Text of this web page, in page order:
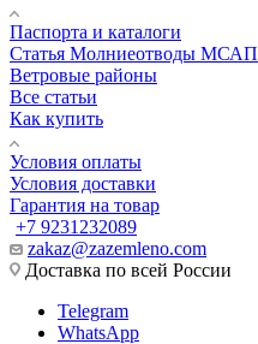
Паспорта и каталоги
Статья Молниеотводы МСАП
Ветровые районы
Все статьи
Как купить
Условия оплаты
Условия доставки
Гарантия на товар
+7 9231232089
zakaz@zazemleno.com
Доставка по всей России
Telegram
WhatsApp